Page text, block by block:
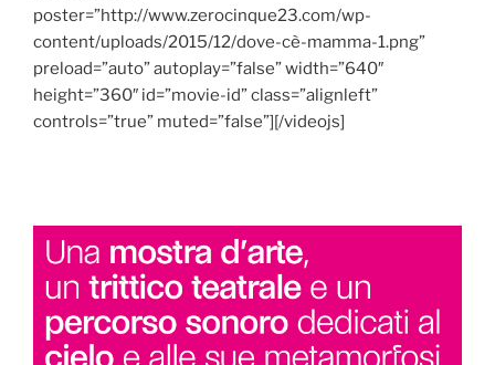
poster=”http://www.zerocinque23.com/wp-
content/uploads/2015/12/dove-cè-mamma-1.png”
preload=”auto” autoplay=”false” width=”640″
height=”360″ id=”movie-id” class=”alignleft”
controls=”true” muted=”false”][/videojs]